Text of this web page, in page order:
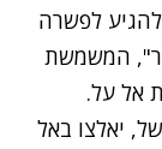
להגיע לפשרה
המשמשת
אל על.
יאלצו באל